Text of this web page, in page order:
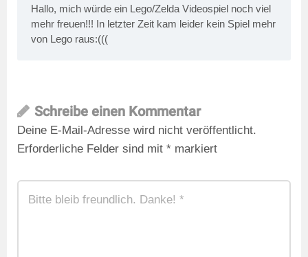
Hallo, mich würde ein Lego/Zelda Videospiel noch viel
mehr freuen!!! In letzter Zeit kam leider kein Spiel mehr
von Lego raus:(((
Schreibe einen Kommentar
Deine E-Mail-Adresse wird nicht veröffentlicht.
Erforderliche Felder sind mit * markiert